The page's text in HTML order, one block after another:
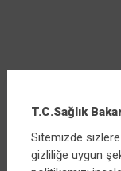
T.C.Sağlık
Sitemizde
gizliliğe uygun